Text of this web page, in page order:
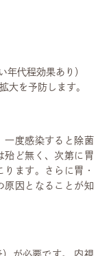
年代程効果あり）
大を予防します。
一度感染すると除菌
殆ど無く、次第に胃
ます。さらに胃・
原因となることが知
が必要です。
内視